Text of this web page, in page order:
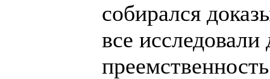
собирался
все